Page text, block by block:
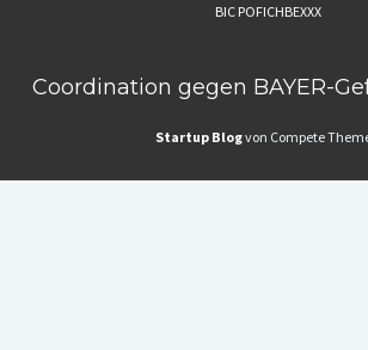
BIC POFICHBEXXX
Coordination gegen BAYER-
Startup Blogvon Compete